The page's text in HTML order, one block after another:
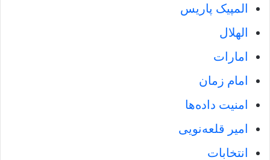
المپیک پاریس
الهلال
امارات
امام زمان
امنیت داده‌ها
امیر قلعه‌نویی
انتخابات